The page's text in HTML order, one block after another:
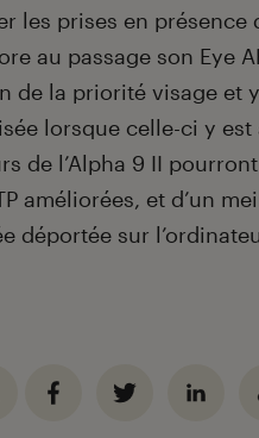
les prises en présence
au passage son Eye
de la priorité visage et
lorsque celle-ci y est
de l’Alpha 9 II
améliorées, et d’un
déportée sur